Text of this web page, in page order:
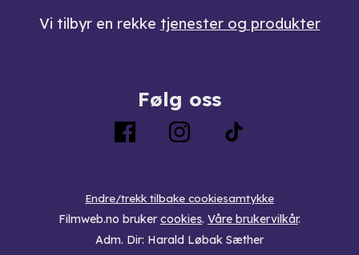
Vi tilbyr en rekke tjenester og produkter
Følg oss
Endre/trekk tilbake cookiesamtykke
Filmweb.no bruker cookies. Våre brukervilkår.
Adm. Dir: Harald Løbak Sæther